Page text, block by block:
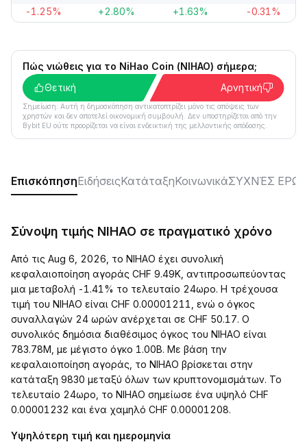
-1.25% +2.80% +1.63% -0.31%
Πώς νιώθεις για το NiHao Coin (NIHAO) σήμερα;
Θετική
Αρνητική
Σημείωση: Αυτή η δημοσκόπηση αντικατοπτρίζει μόνο τις απόψεις των
χρηστών και δεν αποτελεί οικονομική συμβουλή. Δεν υποστηρίζεται από την
Bybit EU ούτε προορίζεται να είναι ενδεικτική της μελλοντικής απόδοσης.
ΕπισκόπησηΕιδήσειςΚατάταξηΚοινωνικάΣΥΧΝΈΣ
Σύνοψη τιμής NIHAO σε πραγματικό χρόνο
Από τις Aug 6, 2026, το NIHAO έχει συνολική
κεφαλαιοποίηση αγοράς CHF 9.49K, αντιπροσωπεύοντας
μια μεταβολή -1.41% το τελευταίο 24ωρο. Η τρέχουσα
τιμή του NIHAO είναι CHF 0.00001211, ενώ ο όγκος
συναλλαγών 24 ωρών ανέρχεται σε CHF 50.17. Ο
συνολικός δημόσια διαθέσιμος όγκος του NIHAO είναι
783.78M, με μέγιστο όγκο 1.00B. Με βάση την
κεφαλαιοποίηση αγοράς, το NIHAO βρίσκεται στην
κατάταξη 9830 μεταξύ όλων των κρυπτονομισμάτων. Το
τελευταίο 24ωρο, το NIHAO σημείωσε ένα υψηλό CHF
0.00001232 και ένα χαμηλό CHF 0.00001208.
Υψηλότερη τιμή και ημερομηνία